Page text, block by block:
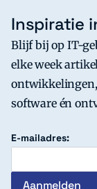
Inspiratie
Blijf bij op IT-
elke week
software én
E-mailadres: